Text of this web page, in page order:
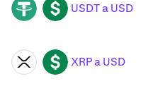
USDT USD USDT a USD
XRP USD XRP a USD